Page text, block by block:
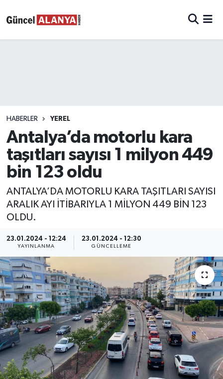
HABERLER YEREL
Antalya’da motorlu kara
taşıtları sayısı 1 milyon 449
bin 123 oldu
ANTALYA’DA MOTORLU KARA TAŞITLARI SAYISI
ARALIK AYI İTİBARIYLA 1 MİLYON 449 BİN 123
OLDU.
23.01.2024 - 12:24
YAYINLANMA
23.01.2024 - 12:30
GÜNCELLEME